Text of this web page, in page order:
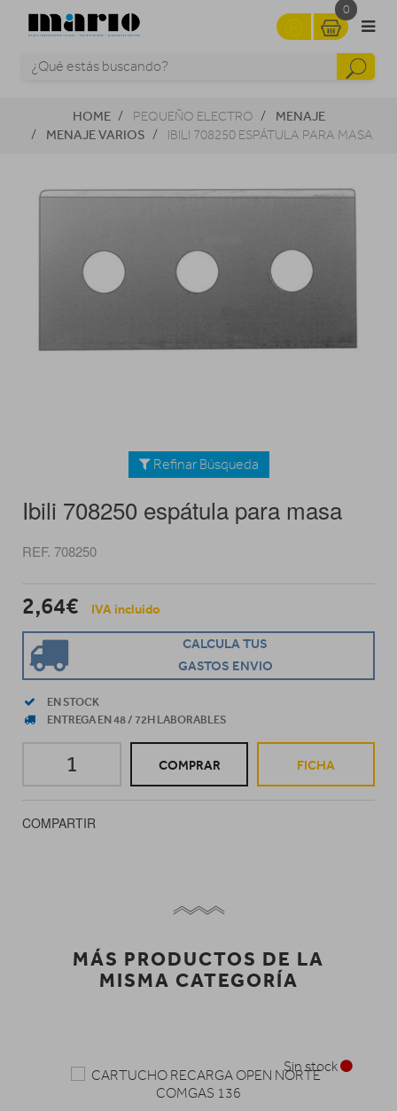
0
HOME PEQUEÑO ELECTRO
MENAJE
MENAJE VARIOS
IBILI 708250 ESPÁTULA PARA MASA
Refinar Búsqueda
Ibili 708250 espátula para masa
REF. 708250
2,64€ IVA incluido
CALCULA TUS
GASTOS ENVIO
EN STOCK
ENTREGA EN 48 / 72H LABORABLES
COMPRAR FICHA
COMPARTIR
MÁS PRODUCTOS DE LA
MISMA CATEGORÍA
Sin stock